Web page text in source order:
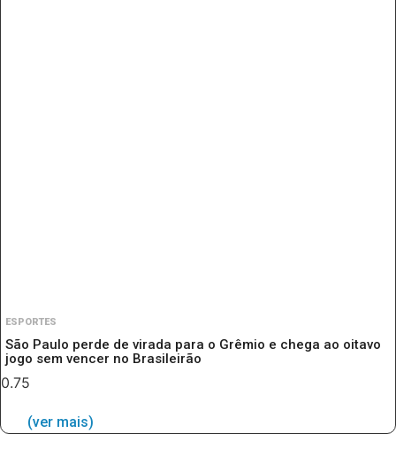
ESPORTES
São Paulo perde de virada para o Grêmio e chega ao oitavo
jogo sem vencer no Brasileirão
(ver mais)